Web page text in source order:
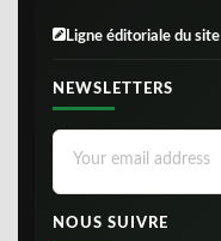
Ligne éditoriale du site
NEWSLETTERS
NOUS SUIVRE